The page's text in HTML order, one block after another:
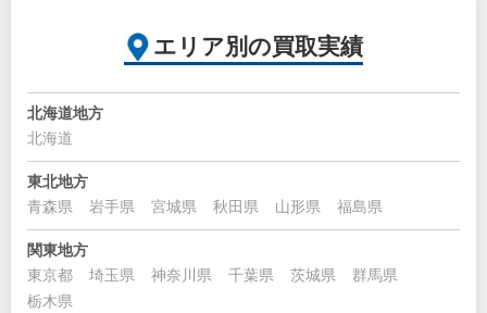
エリア別の買取実績
北海道地方
北海道
東北地方
青森県
岩手県 宮城県 秋田県 山形県 福島県
関東地方
東京都
埼玉県 神奈川県 千葉県 茨城県
群馬県
栃木県